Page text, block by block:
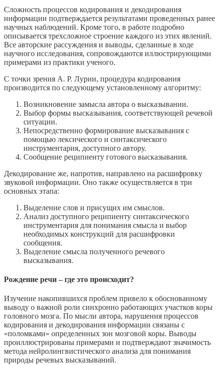
Сложность процессов кодирования и декодирования
информации подтверждается результатами проведенных ранее
научных наблюдений. Кроме того, в работе подробно
описывается трехсложное строение каждого из этих явлений.
Все авторские рассуждения и выводы, сделанные в ходе
научного исследования, сопровождаются иллюстрирующими
примерами из практики ученого.
С точки зрения А. Р. Лурии, процедура кодирования
производится по следующему установленному алгоритму:
Возникновение замысла автора о высказывании.
Выбор формы высказывания, соответствующей речевой
ситуации.
Непосредственно формирование высказывания с
помощью лексического и синтаксического
инструментария, доступного автору.
Сообщение реципиенту готового высказывания.
Декодирование же, напротив, направлено на расшифровку
звуковой информации. Оно также осуществляется в три
основных этапа:
Выделение слов и присущих им смыслов.
Анализ доступного реципиенту синтаксического
инструментария для понимания смысла и выбор
необходимых конструкций для расшифровки
сообщения.
Выделение смысла полученного речевого
высказывания.
Рождение речи – где это происходит?
Изучение накопившихся проблем привело к обоснованному
выводу о важной роли синхронно работающих участков коры
головного мозга. По мысли автора, нарушения процессов
кодирования и декодирования информации связаны с
«поломками» определенных зон мозговой коры. Выводы
проиллюстрированы примерами и подтверждают значимость
метода нейролингвистического анализа для понимания
природы речевых высказываний.